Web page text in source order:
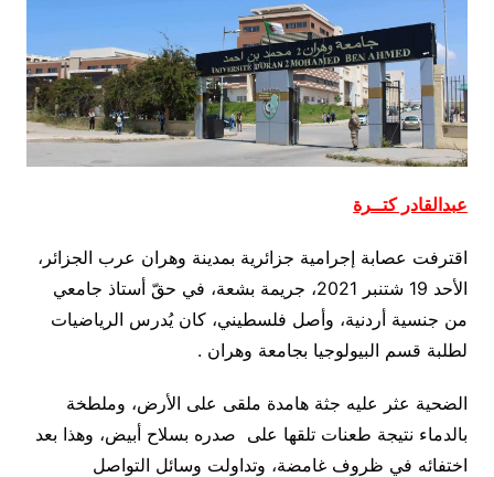
عبدالقادر كتــرة
اقترفت عصابة إجرامية جزائرية بمدينة وهران عرب الجزائر،
الأحد 19 شتنبر 2021، جريمة بشعة، في حقّ أستاذ جامعي
من جنسية أردنية، وأصل فلسطيني، كان يُدرس الرياضيات
لطلبة قسم البيولوجيا بجامعة وهران .
الضحية عثر عليه جثة هامدة ملقى على الأرض، وملطخة
بالدماء نتيجة طعنات تلقها على صدره بسلاح أبيض، وهذا بعد
اختفائه في ظروف غامضة، وتداولت وسائل التواصل